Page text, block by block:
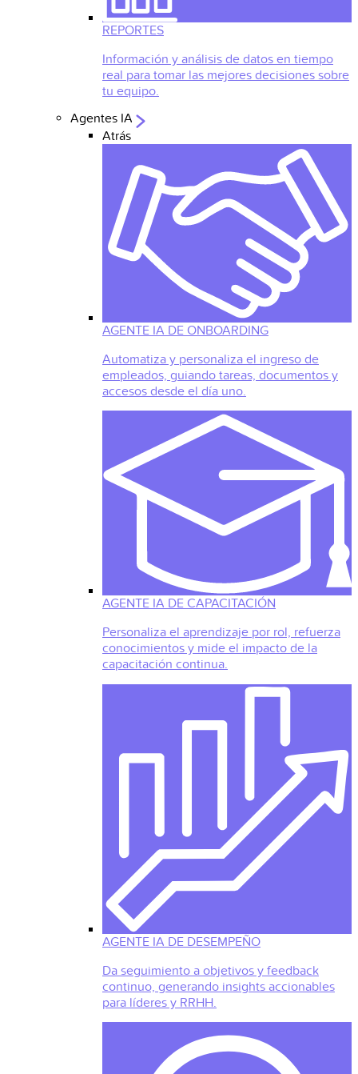
REPORTES
Información y análisis de datos en tiempo
real para tomar las mejores decisiones sobre
tu equipo.
Agentes IA
Atrás
AGENTE IA DE ONBOARDING
Automatiza y personaliza el ingreso de
empleados, guiando tareas, documentos y
accesos desde el día uno.
AGENTE IA DE CAPACITACIÓN
Personaliza el aprendizaje por rol, refuerza
conocimientos y mide el impacto de la
capacitación continua.
AGENTE IA DE DESEMPEÑO
Da seguimiento a objetivos y feedback
continuo, generando insights accionables
para líderes y RRHH.